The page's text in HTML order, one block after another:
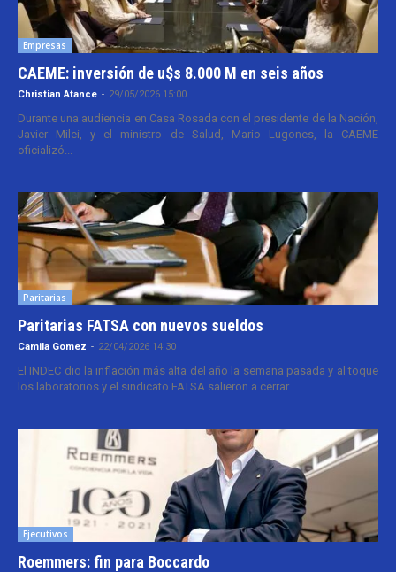
Empresas
CAEME: inversión de u$s 8.000 M en seis años
Christian Atance - 29/05/2026 15:00
Durante una audiencia en Casa Rosada con el presidente de la Nación,
Javier Milei, y el ministro de Salud, Mario Lugones, la CAEME
oficializó...
Paritarias
Paritarias FATSA con nuevos sueldos
Camila Gomez - 22/04/2026 14:30
El INDEC dio la inflación más alta del año la semana pasada y al toque
los laboratorios y el sindicato FATSA salieron a cerrar...
Ejecutivos
Roemmers: fin para Boccardo